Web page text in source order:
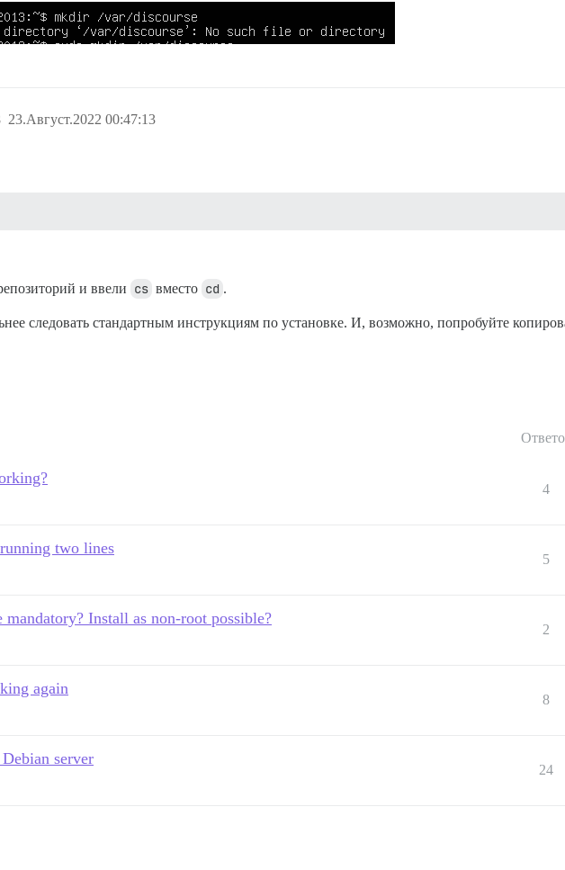
23.Август.2022 00:47:13
и ввели cs вместо cd .
следовать стандартным инструкциям по установке. И, возможно, попробуйте
4
two lines
5
Install as non-root possible?
2
again
8
server
24